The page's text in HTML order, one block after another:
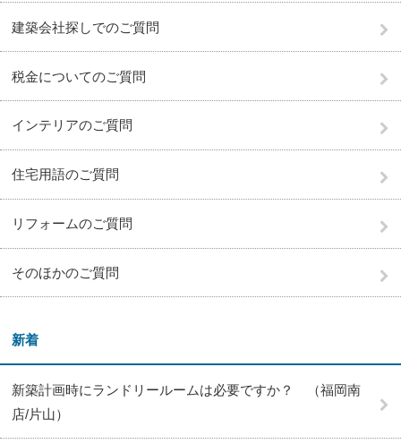
建築会社探しでのご質問
税金についてのご質問
インテリアのご質問
住宅用語のご質問
リフォームのご質問
そのほかのご質問
新着
新築計画時にランドリールームは必要ですか？ （福岡南
店/片山）